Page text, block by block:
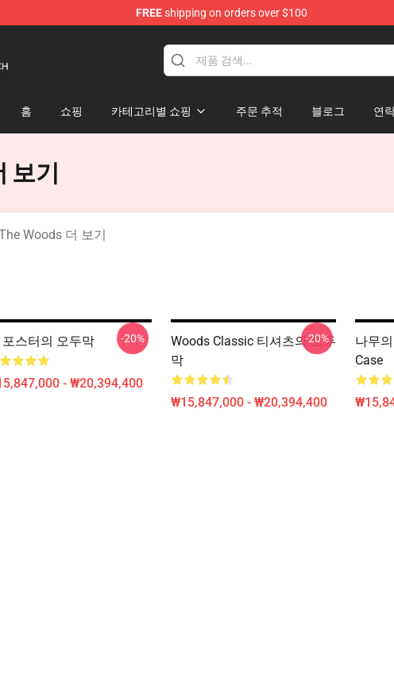
FREEshipping on orders over $100
홈 쇼핑 카테고리별 쇼핑 주문 추적 블로그 연
보기
Woods 더 보기
포스터의 오두막
- ₩20,394,400
-20%
Woods Classic 티셔츠의 오두
막
₩15,847,000 - ₩20,394,400
-20%
나무
Case